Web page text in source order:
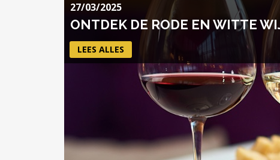
27/03/2025
ONTDEK DE RODE EN WITTE
LEES ALLES